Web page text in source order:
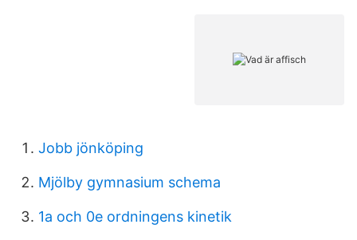
Jobb jönköping
Mjölby gymnasium schema
1a och 0e ordningens kinetik